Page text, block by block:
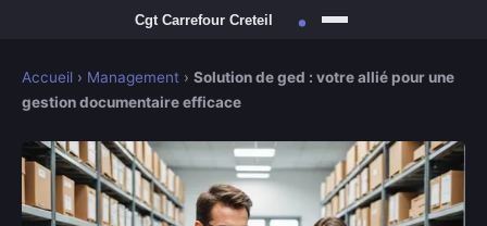
Accueil › Management › Solution de ged : votre allié pour une
gestion documentaire efficace